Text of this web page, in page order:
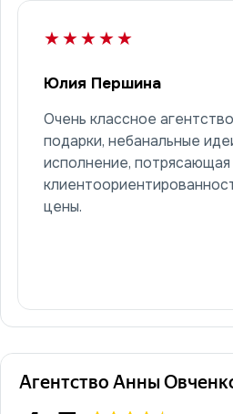
★★★★★
Юлия Першина
Очень классное
подарки, небанальные
исполнение, потрясающая
цены.